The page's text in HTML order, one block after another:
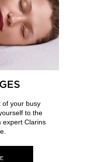
of your busy
to the
expert Clarins